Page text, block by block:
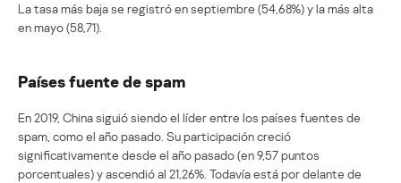
La tasa más baja se registró en septiembre (54,68%) y la más alta
en mayo (58,71).
Países fuente de spam
En 2019, China siguió siendo el líder entre los países fuentes de
spam, como el año pasado. Su participación creció
significativamente desde el año pasado (en 9,57 puntos
porcentuales) y ascendió al 21,26%. Todavía está por delante de